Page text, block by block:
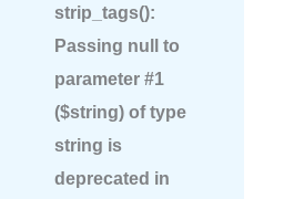
strip_tags():
Passing null to
parameter #1
($string) of type
string is
deprecated in